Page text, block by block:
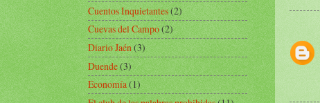
Cuentos Inquietantes(2)
Cuevas del Campo(2)
Diario Jaén(3)
Duende(3)
Economía(1)